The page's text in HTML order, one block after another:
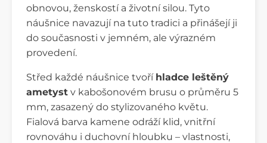
obnovou, ženskostí a životní silou. Tyto
náušnice navazují na tuto tradici a přinášejí ji
do současnosti v jemném, ale výrazném
provedení.
Střed každé náušnice tvoří hladce leštěný
ametyst v kabošonovém brusu o průměru 5
mm, zasazený do stylizovaného květu.
Fialová barva kamene odráží klid, vnitřní
rovnováhu i duchovní hloubku – vlastnosti,